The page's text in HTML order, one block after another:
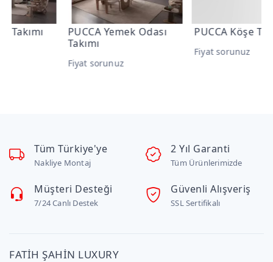
PUCCA Yemek Odası
Fiyat sorunuz
PUCCA Köşe Takımı
Fiyat sorunuz
Tüm Türkiye'ye
Nakliye Montaj
2 Yıl Garanti
Tüm Ürünlerimizde
Müşteri Desteği
7/24 Canlı Destek
Güvenli Alışveriş
SSL Sertifikalı
FATİH ŞAHİN LUXURY